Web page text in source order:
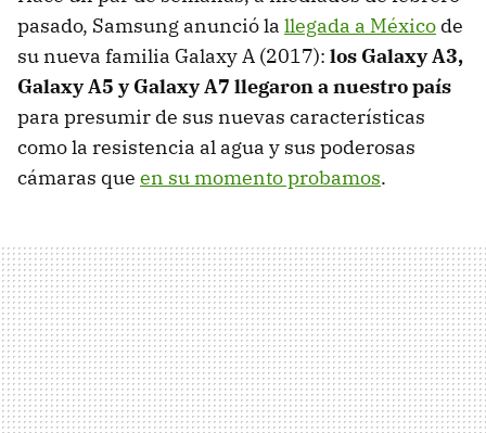
pasado, Samsung anunció la llegada a México de
su nueva familia Galaxy A (2017): los Galaxy A3,
Galaxy A5 y Galaxy A7 llegaron a nuestro país
para presumir de sus nuevas características
como la resistencia al agua y sus poderosas
cámaras que en su momento probamos.